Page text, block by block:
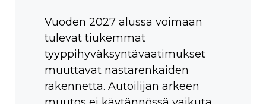
Vuoden 2027 alussa voimaan
tulevat tiukemmat
tyyppihyväksyntävaatimukset
muuttavat nastarenkaiden
rakennetta. Autoilijan arkeen